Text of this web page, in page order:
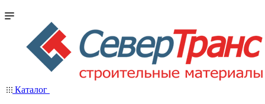
Каталог